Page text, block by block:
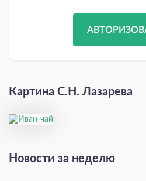
Картина С.Н. Лазарева
Новости за неделю